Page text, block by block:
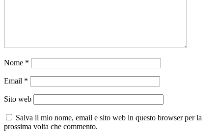
Nome *
Email *
Sito web
Salva il mio nome, email e sito web in questo browser per la
prossima volta che commento.